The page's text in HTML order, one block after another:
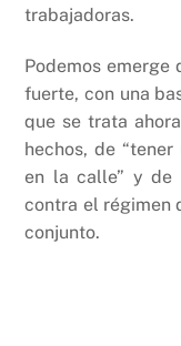
trabajadoras.
Podemos emerge
fuerte, con una
que se trata
hechos, de
en la calle” y de
contra el régimen
conjunto.